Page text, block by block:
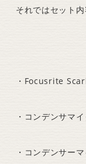
それではセット内
・Focusrite
・コンデンサマ
・コンデンサー